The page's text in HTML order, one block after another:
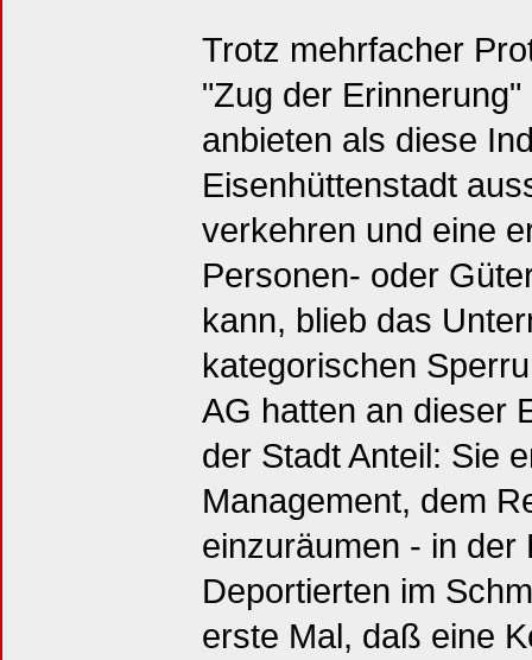
Trotz mehrfacher
"Zug der
anbieten als diese
Eisenhüttenstadt
verkehren und eine
Personen- oder
kann, blieb das
kategorischen
AG hatten an dieser
der Stadt Anteil: Sie
Management, dem
einzuräumen - in der
Deportierten im
erste Mal, daß eine